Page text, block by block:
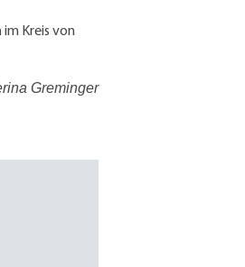
Kreis von
Greminger